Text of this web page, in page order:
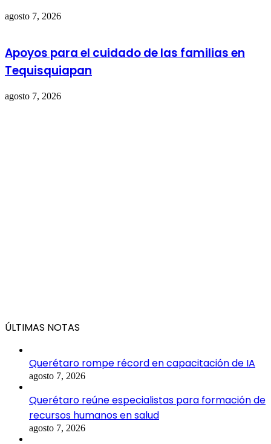
agosto 7, 2026
Apoyos para el cuidado de las familias en
Tequisquiapan
agosto 7, 2026
ÚLTIMAS NOTAS
Querétaro rompe récord en capacitación de IA
agosto 7, 2026
Querétaro reúne especialistas para formación de
recursos humanos en salud
agosto 7, 2026